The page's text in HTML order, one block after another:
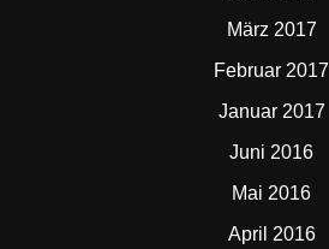
März 2017
Februar 2017
Januar 2017
Juni 2016
Mai 2016
April 2016